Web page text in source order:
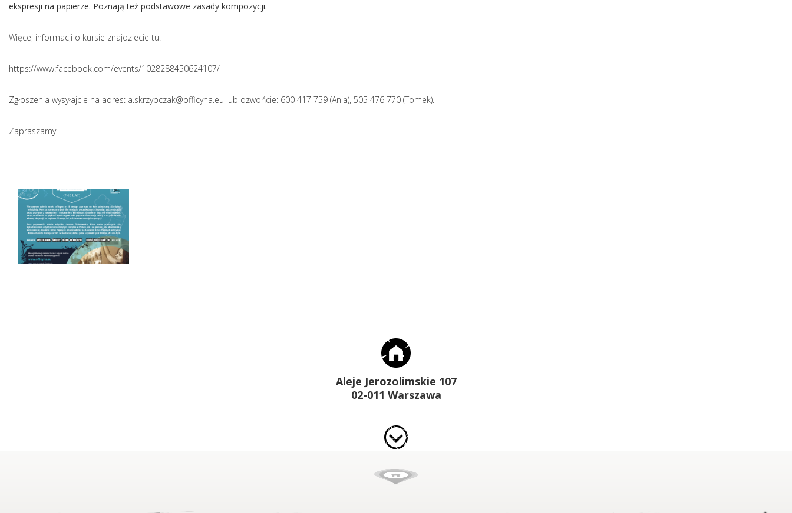
ekspresji na papierze. Poznają też podstawowe zasady kompozycji.
Więcej informacji o kursie znajdziecie tu:
https://www.facebook.com/events/1028288450624107/
Zgłoszenia wysyłajcie na adres: a.skrzypczak@officyna.eu lub dzwońcie: 600 417 759 (Ania), 505 476 770 (Tomek).
Zapraszamy!
Aleje Jerozolimskie 107
02-011 Warszawa